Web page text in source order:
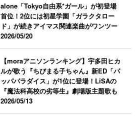
alone「Tokyo自由系*ガール」が初登場
首位！2位には初星学園「ガラクタロー
ド」が続きアイマス関連楽曲がワンツー
2026/05/20
【moraアニソンランキング】宇多田ヒカ
ルが歌う『ちびまる子ちゃん』新ED「パ
ッパパラダイス」が1位に登場！LiSAの
『魔法科高校の劣等生』劇場版主題歌も
2026/05/13